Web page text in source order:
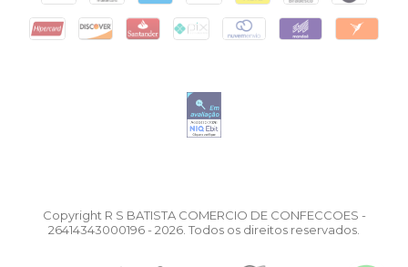
Copyright R S BATISTA COMERCIO DE CONFECCOES -
26414343000196 - 2026. Todos os direitos reservados.